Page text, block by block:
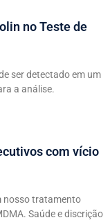
no Teste de
ser detectado em um
a análise.
com vício
nosso tratamento
Saúde e discrição